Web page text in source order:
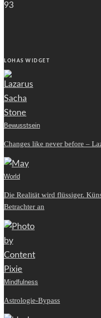
93
LOHAS WIDGET
Bewusstsein
Changes like never before –
World
Die Realität wird flüssiger.
Betrachter an
Mindfulness
Astrologie-Bypass